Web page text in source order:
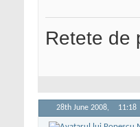
Retete de
28th June 2008, 11:18